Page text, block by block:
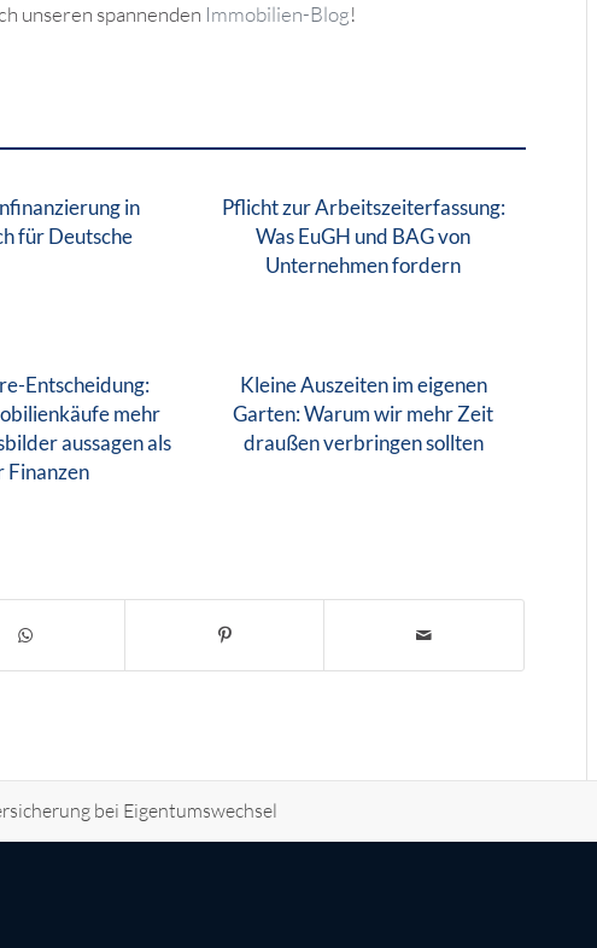
unseren spannenden Immobilien-Blog!
in
für Deutsche
Pflicht zur Arbeitszeiterfassung:
Was EuGH und BAG von
Unternehmen fordern
Entscheidung:
mehr
aussagen als
Finanzen
Kleine Auszeiten im eigenen
Garten: Warum wir mehr Zeit
draußen verbringen sollten
bei Eigentumswechsel